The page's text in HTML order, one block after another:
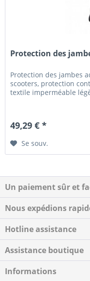
Protection des
Protection des jambes
scooters, protection
textile imperméable
49,29 € *
Se souv.
Un paiement sûr et
Nous expédions
Hotline assistance
Assistance boutique
Informations